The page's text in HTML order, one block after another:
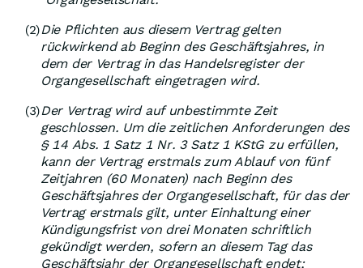
(2)Die Pflichten aus diesem Vertrag gelten
rückwirkend ab Beginn des Geschäftsjahres, in
dem der Vertrag in das Handelsregister der
Organgesellschaft eingetragen wird.
(3)Der Vertrag wird auf unbestimmte Zeit
geschlossen. Um die zeitlichen Anforderungen des
§ 14 Abs. 1 Satz 1 Nr. 3 Satz 1 KStG zu erfüllen,
kann der Vertrag erstmals zum Ablauf von fünf
Zeitjahren (60 Monaten) nach Beginn des
Geschäftsjahres der Organgesellschaft, für das der
Vertrag erstmals gilt, unter Einhaltung einer
Kündigungsfrist von drei Monaten schriftlich
gekündigt werden, sofern an diesem Tag das
Geschäftsjahr der Organgesellschaft endet;